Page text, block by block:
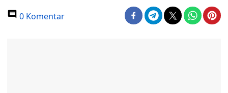
0 Komentar